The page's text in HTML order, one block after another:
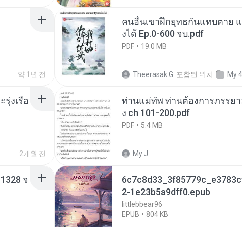
약 1년 전
คนอื่นเขาฝึกยุทธกันแทบตาย
งได้ Ep.0-600 จบ.pdf
PDF 19.0 MB
Theerasak G. 포함된 위치 My
งเรือ
2개월 전
ท่านแม่ทัพ ท่านต้องการภรรยา
ง ch 101-200.pdf
PDF 5.4 MB
My J.
จ
2-1e23b5a9dff0.epub
littlebbear96
EPUB
804 KB